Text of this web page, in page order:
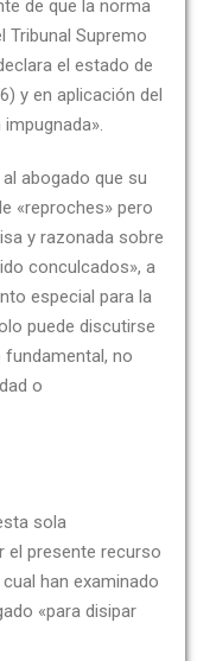
de que la norma
Tribunal Supremo
el estado de
y en aplicación del
abogado que su
«reproches» pero
y razonada sobre
conculcados», a
especial para la
puede discutirse
fundamental, no
o
sola
el presente recurso
han examinado
«para disipar